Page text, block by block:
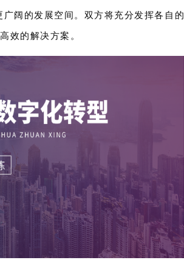
阔的发展空间。双方将充分发挥各自的
效的解决方案。